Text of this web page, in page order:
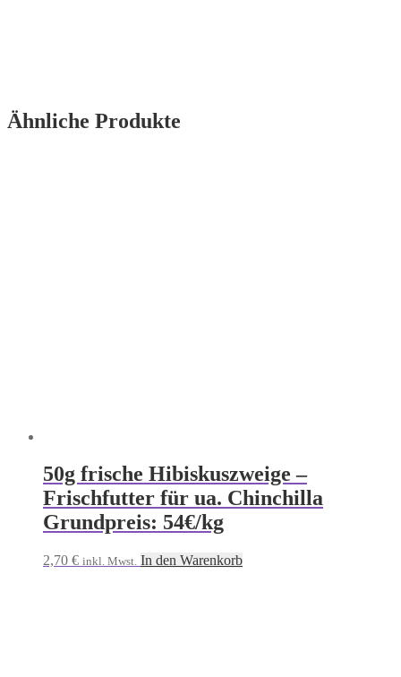
Ähnliche Produkte
50g frische Hibiskuszweige –
Frischfutter für ua. Chinchilla
Grundpreis: 54€/kg
2,70 € inkl. Mwst. In den Warenkorb